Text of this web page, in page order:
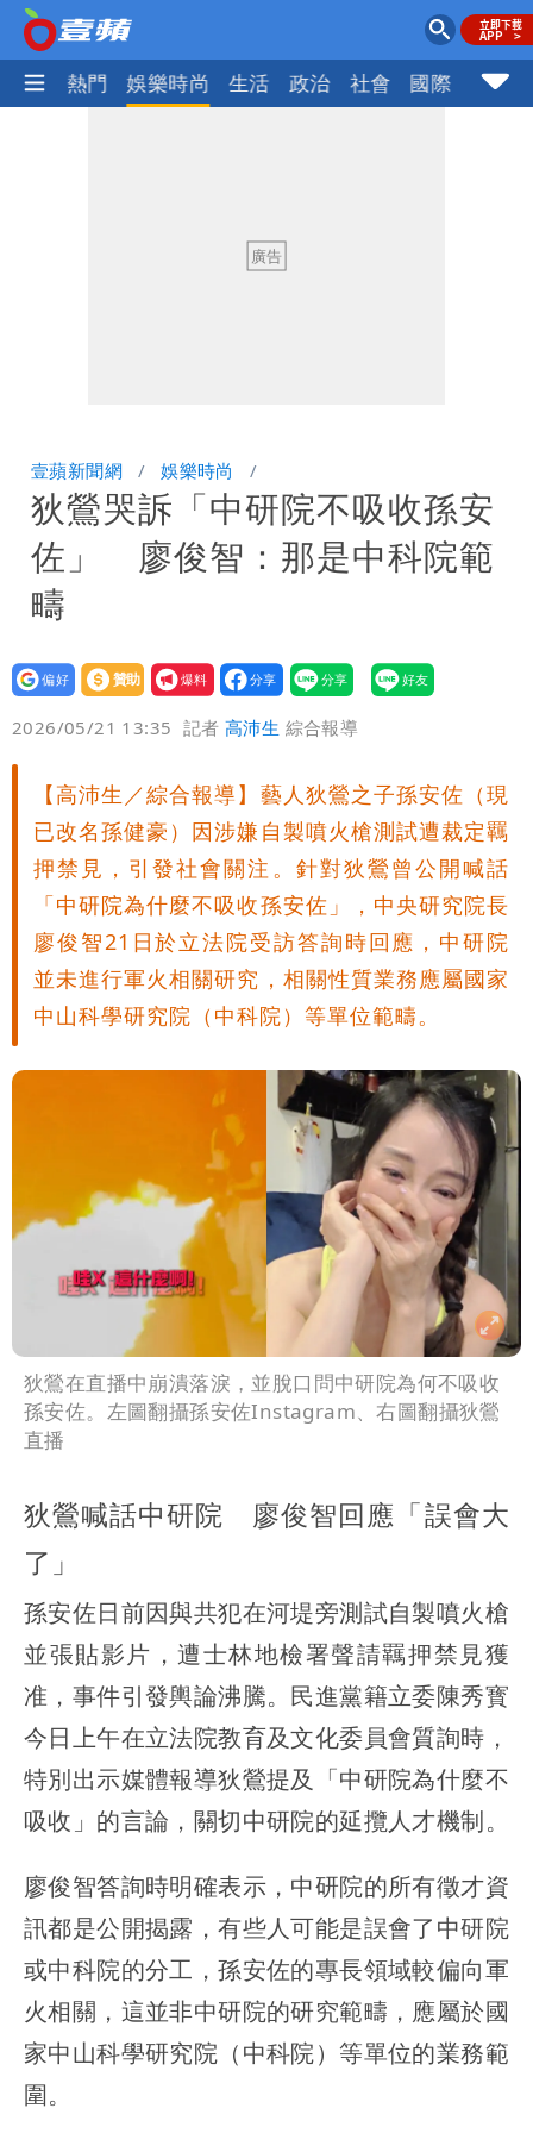
焦點 熱門 娛樂時尚 生活 政治 社會 國際 財經
壹蘋新聞網 娛樂時尚
狄鶯哭訴「中研院不吸收孫安
佐」 廖俊智：那是中科院範
疇
設為
贊助
我要
爆料
2026/05/21 13:35 記者高沛生 綜合報導
【高沛生／綜合報導】藝人狄鶯之子孫安佐（現
已改名孫健豪）因涉嫌自製噴火槍測試遭裁定羈
押禁見，引發社會關注。針對狄鶯曾公開喊話
「中研院為什麼不吸收孫安佐」，中央研究院長
廖俊智21日於立法院受訪答詢時回應，中研院
並未進行軍火相關研究，相關性質業務應屬國家
中山科學研究院（中科院）等單位範疇。
狄鶯在直播中崩潰落淚，並脫口問中研院為何不吸收
孫安佐。左圖翻攝孫安佐Instagram、右圖翻攝狄鶯
直播
狄鶯喊話中研院 廖俊智回應「誤會大
了」
孫安佐日前因與共犯在河堤旁測試自製噴火槍
並張貼影片，遭士林地檢署聲請羈押禁見獲
准，事件引發輿論沸騰。民進黨籍立委陳秀寳
今日上午在立法院教育及文化委員會質詢時，
特別出示媒體報導狄鶯提及「中研院為什麼不
吸收」的言論，關切中研院的延攬人才機制。
廖俊智答詢時明確表示，中研院的所有徵才資
訊都是公開揭露，有些人可能是誤會了中研院
或中科院的分工，孫安佐的專長領域較偏向軍
火相關，這並非中研院的研究範疇，應屬於國
家中山科學研究院（中科院）等單位的業務範
圍。